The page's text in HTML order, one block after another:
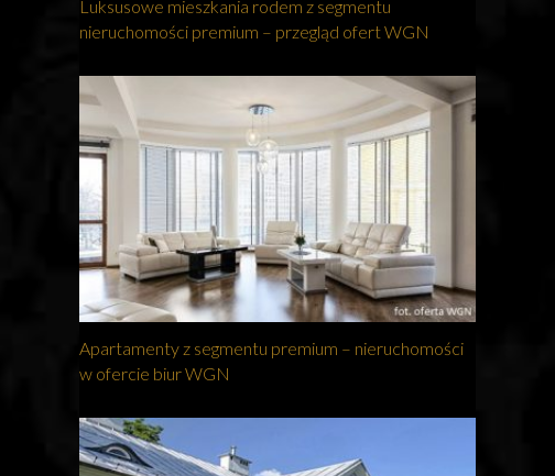
Luksusowe mieszkania rodem z segmentu
nieruchomości premium – przegląd ofert WGN
Apartamenty z segmentu premium – nieruchomości
w ofercie biur WGN